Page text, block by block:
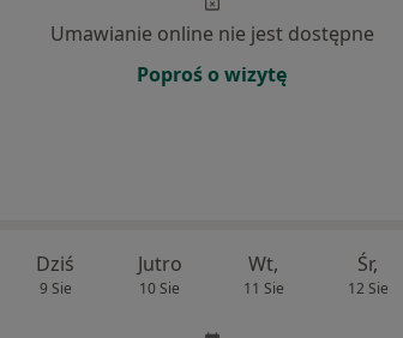
Umawianie online nie jest dostępne
Poproś o wizytę
Dziś
9 Sie
Jutro
10 Sie
Wt,
11 Sie
Śr,
12 Sie